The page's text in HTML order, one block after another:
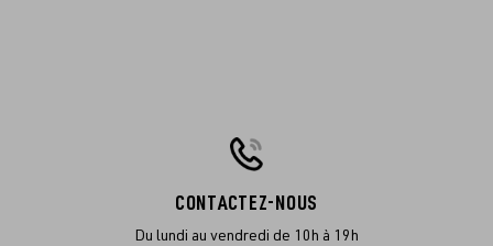
CONTACTEZ-NOUS
Du lundi au vendredi de 10h à 19h